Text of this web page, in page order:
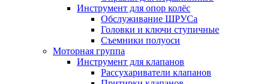
Инструмент для опор колёс
Обслуживание ШРУСа
Головки и ключи ступичные
Съемники полуоси
Моторная группа
Инструмент для клапанов
Рассухариватели клапанов